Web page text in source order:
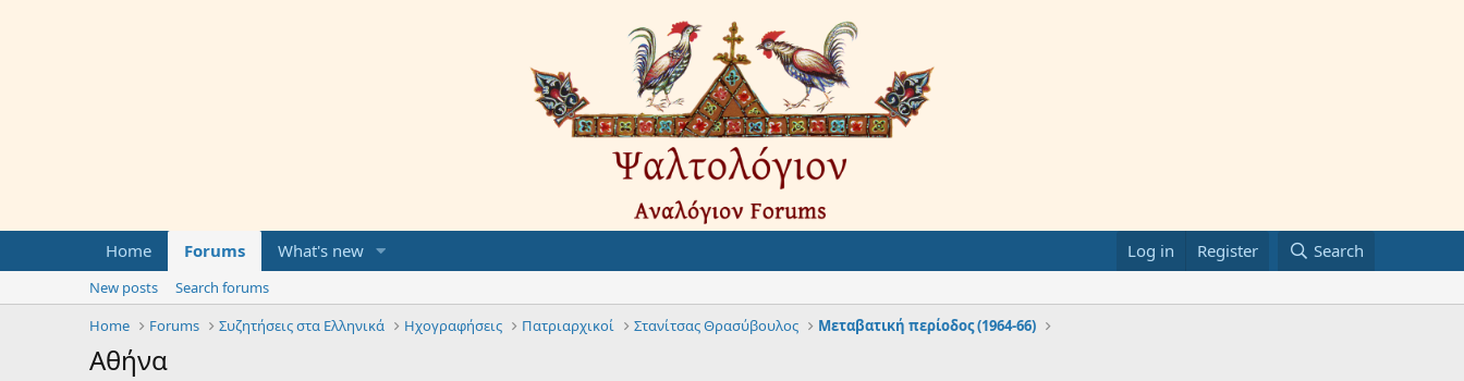
Home Forums What's new Log in Register Search
New posts
Search forums
Home
Forums Συζητήσεις στα Ελληνικά Ηχογραφήσεις Πατριαρχικοί Στανίτσας Θρασύβουλος Μεταβατική περίοδος (1964-66)
Αθήνα